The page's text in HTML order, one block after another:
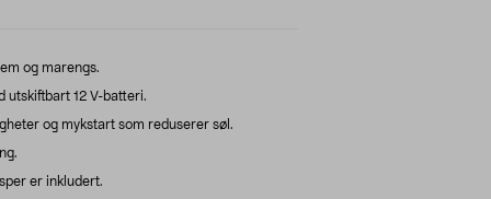
og marengs.
utskiftbart 12 V-batteri.
og mykstart som reduserer søl.
er inkludert.